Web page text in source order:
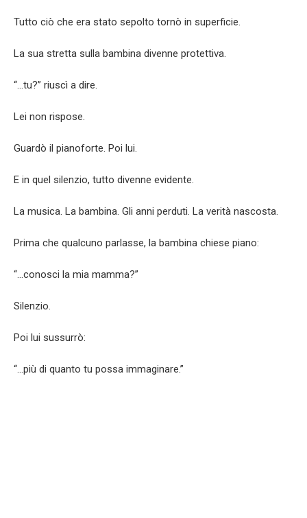
Tutto ciò che era stato sepolto tornò in superficie.
La sua stretta sulla bambina divenne protettiva.
“…tu?” riuscì a dire.
Lei non rispose.
Guardò il pianoforte. Poi lui.
E in quel silenzio, tutto divenne evidente.
La musica. La bambina. Gli anni perduti. La verità nascosta.
Prima che qualcuno parlasse, la bambina chiese piano:
“…conosci la mia mamma?”
Silenzio.
Poi lui sussurrò:
“…più di quanto tu possa immaginare.”